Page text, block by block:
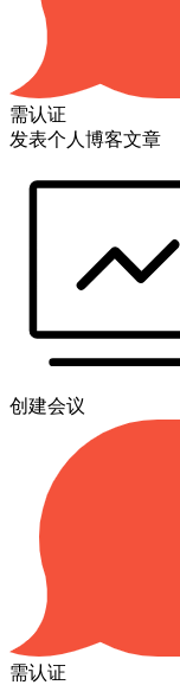
需认证
发表个人博客文章
创建会议
需认证